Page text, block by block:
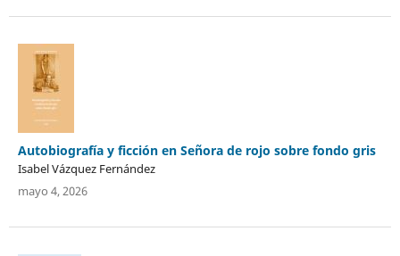
Autobiografía y ficción en Señora de rojo sobre fondo gris
Isabel Vázquez Fernández
mayo 4, 2026